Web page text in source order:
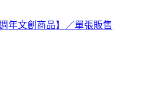
年文創商品】／單張販售